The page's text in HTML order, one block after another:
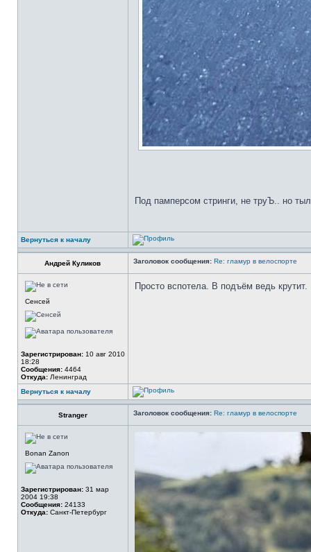
Под памперсом стринги, не труЪ.. но
Вернуться к началу
Андрей Куликов Заголовок сообщения: Re: гламур в велоспорте
Сенсей
Зарегистрирован: 10 авг 2010
18:28
Сообщения: 4464
Откуда: Ленинград
Просто вспотела. В подъём ведь крутит.
Вернуться к началу
Stranger Заголовок сообщения: Re: гламур в велоспорте
Bonan Zanon
Зарегистрирован: 31 мар
2004 19:38
Сообщения: 24133
Откуда: Санкт-Петербург